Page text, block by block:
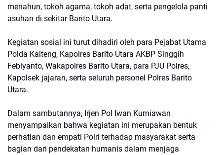
menahun, tokoh agama, tokoh adat, serta pengelola panti
asuhan di sekitar Barito Utara.
Kegiatan sosial ini turut dihadiri oleh para Pejabat Utama
Polda Kalteng, Kapolres Barito Utara AKBP Singgih
Febiyanto, Wakapolres Barito Utara, para PJU Polres,
Kapolsek jajaran, serta seluruh personel Polres Barito
Utara.
Dalam sambutannya, Irjen Pol Iwan Kurniawan
menyampaikan bahwa kegiatan ini merupakan bentuk
perhatian dan empati Polri terhadap masyarakat serta
bagian dari pendekatan humanis dalam menjaga